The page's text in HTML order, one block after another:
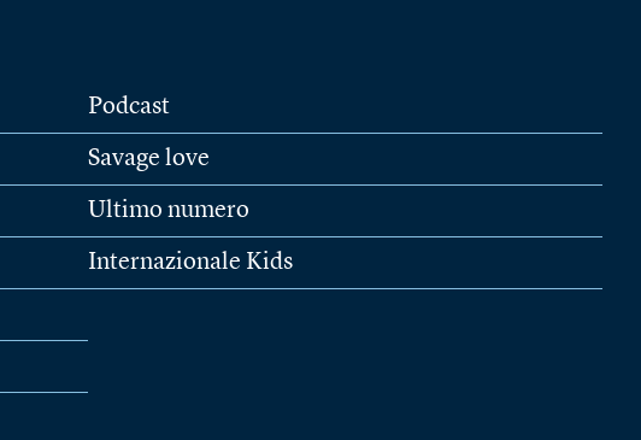
Podcast
Savage love
Ultimo numero
Internazionale Kids